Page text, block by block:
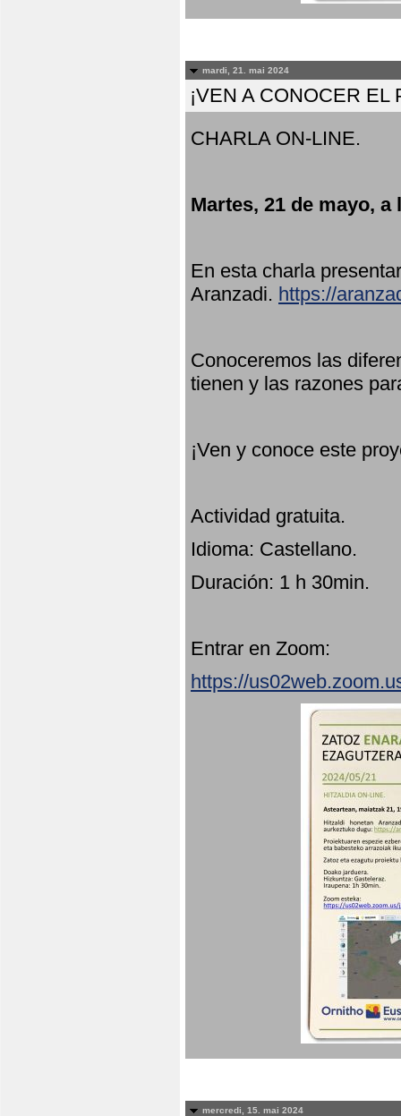
mardi, 21. mai 2024
¡VEN A CONOCER
CHARLA ON-LINE.
Martes, 21 de mayo, a
En esta charla
Aranzadi. https://
Conoceremos las
tienen y las razones
¡Ven y conoce este
Actividad gratuita.
Idioma: Castellano.
Duración: 1 h 30min.
Entrar en Zoom:
https://
mercredi, 15. mai 2024